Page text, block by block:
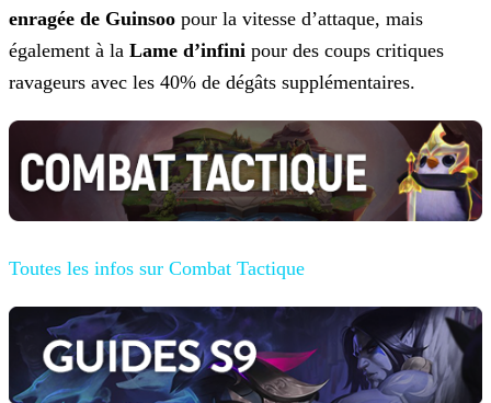
enragée de Guinsoo pour la vitesse d’attaque, mais
également à la Lame d’infini pour des coups critiques
ravageurs avec les 40% de dégâts supplémentaires.
Toutes les infos sur Combat Tactique